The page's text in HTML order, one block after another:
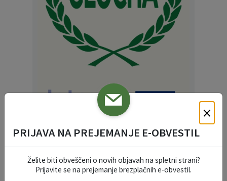
×
PRIJAVA NA PREJEMANJE E-OBVESTIL
Želite biti obveščeni o novih objavah na spletni strani?
Prijavite se na prejemanje brezplačnih e-obvestil.